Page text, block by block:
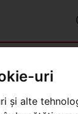
uri
și alte
Genți, valize